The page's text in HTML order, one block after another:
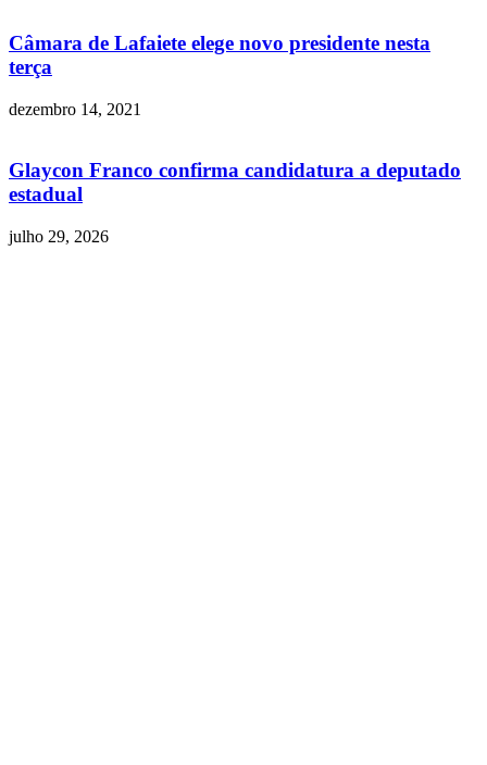
Câmara de Lafaiete elege novo presidente nesta
terça
dezembro 14, 2021
Glaycon Franco confirma candidatura a deputado
estadual
julho 29, 2026